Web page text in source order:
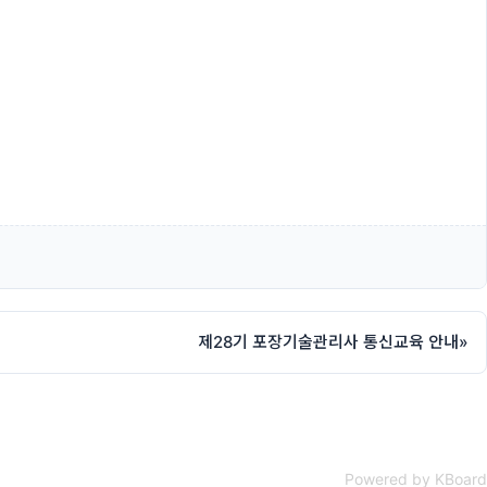
제28기 포장기술관리사 통신교육 안내»
Powered by KBoard